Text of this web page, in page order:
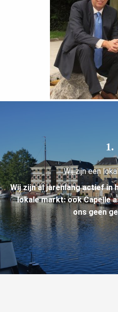
1.
Wij zijn een
Wij zijn al jarenlang actief in
lokale markt: ook Capelle
ons geen